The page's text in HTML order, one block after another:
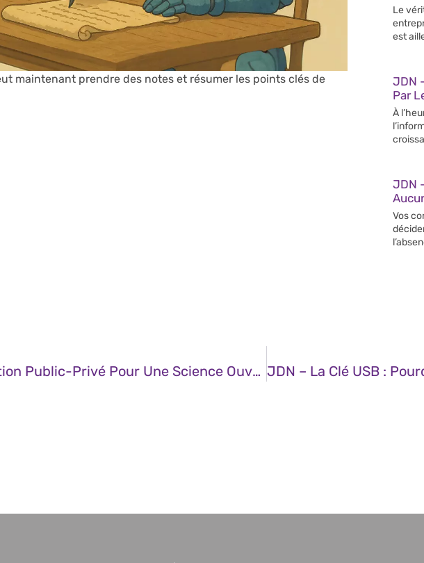
maintenant prendre des notes et résumer les points clés de
Le
est
JDN
Par
À
JDN
Vos
JDN – Une Collaboration Public-Privé Pour Une Science Ouverte Et Une Europe Souveraine